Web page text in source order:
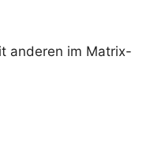
anderen im Matrix-